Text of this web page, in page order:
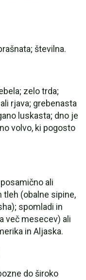
številna.
zelo trda;
rjava; grebenasta
luskasta; dno je
volvo, ki pogosto
ali
tleh (obalne sipine,
spomladi in
več mesecev) ali
in Aljaska.
do široko